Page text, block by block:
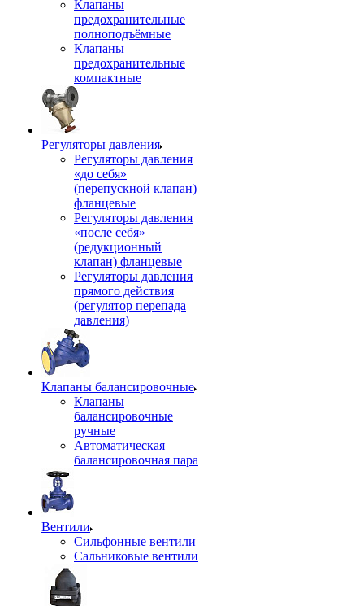
Клапаны
предохранительные
полноподъёмные
Клапаны
предохранительные
компактные
Регуляторы давления
Регуляторы давления
«до себя»
(перепускной клапан)
фланцевые
Регуляторы давления
«после себя»
(редукционный
клапан) фланцевые
Регуляторы давления
прямого действия
(регулятор перепада
давления)
Клапаны балансировочные
Клапаны
балансировочные
ручные
Автоматическая
балансировочная пара
Вентили
Сильфонные вентили
Сальниковые вентили